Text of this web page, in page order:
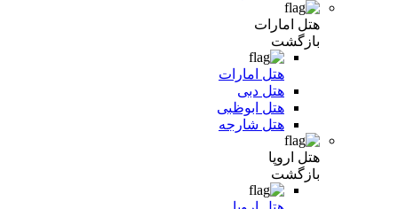
هتل امارات
بازگشت
هتل امارات
هتل دبی
هتل ابوظبی
هتل شارجه
هتل اروپا
بازگشت